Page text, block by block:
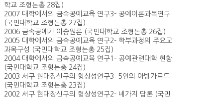
학교 조형논총 28집)
2007 대학에서의 금속공예교육 연구3- 공예이론과목연구
(국민대학교 조형논총 27집)
2006 금속공예가 이승원론 (국민대학교 조형논총 26집)
2005 대학에서의 금속공예교육 연구2- 학부과정의 주요교
과목구성 (국민대학교 조형논총 25집)
2004 대학에서의 금속공예교육 연구1- 공예관련대학 현황
(국민대학교 조형논총 24집)
2003 서구 현대장신구의 형상성연구3- 5인의 아방가르드
(국민대학교 조형논총 23집)
2002 서구 현대장신구의 형상성연구2- 네가지 담론 (국민